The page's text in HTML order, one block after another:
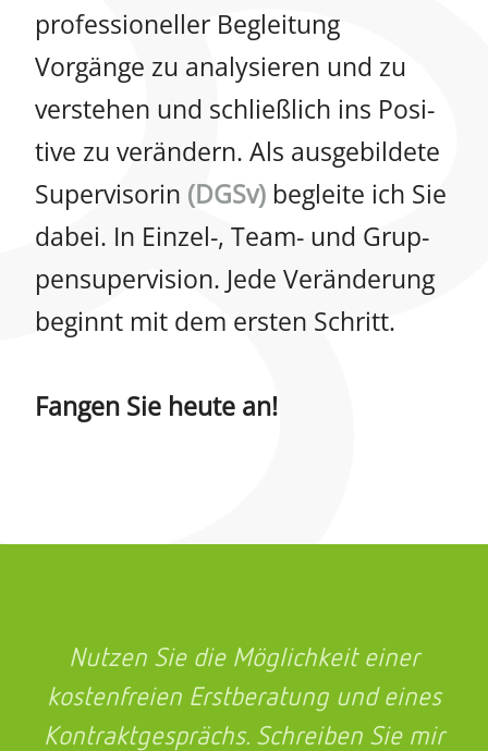
profes­sio­nel­ler Beglei­tung
Vorgänge zu analy­sie­ren und zu
verste­hen und schließ­lich ins Posi­
tive zu verän­dern. Als ausge­bil­dete
Super­vi­so­rin (DGSv) begleite ich Sie
dabei. In Einzel-, Team- und Grup­
pen­su­per­vi­sion. Jede Verän­de­rung
beginnt mit dem ersten Schritt.
Fangen Sie heute an!
Nutzen Sie die Möglich­keit einer
kosten­freien Erst­be­ra­tung und eines
Kontrakt­ge­sprächs. Schrei­ben Sie mir